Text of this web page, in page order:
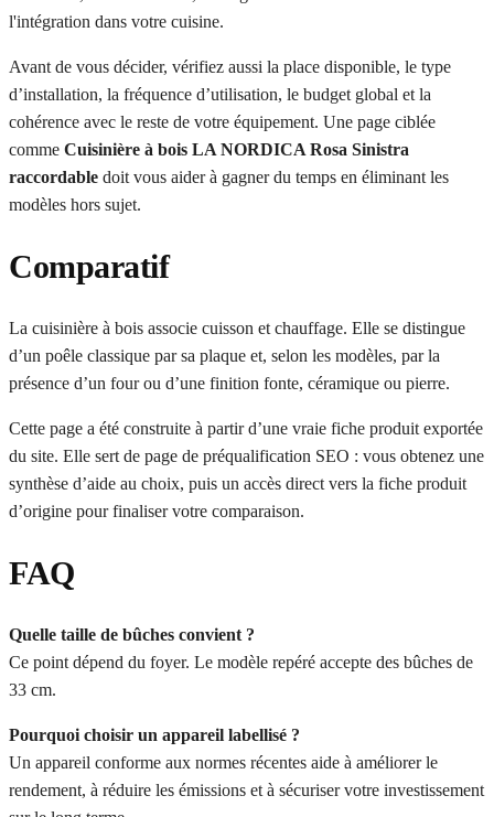
l'intégration dans votre cuisine.
Avant de vous décider, vérifiez aussi la place disponible, le type
d’installation, la fréquence d’utilisation, le budget global et la
cohérence avec le reste de votre équipement. Une page ciblée
comme Cuisinière à bois LA NORDICA Rosa Sinistra
raccordable doit vous aider à gagner du temps en éliminant les
modèles hors sujet.
Comparatif
La cuisinière à bois associe cuisson et chauffage. Elle se distingue
d’un poêle classique par sa plaque et, selon les modèles, par la
présence d’un four ou d’une finition fonte, céramique ou pierre.
Cette page a été construite à partir d’une vraie fiche produit exportée
du site. Elle sert de page de préqualification SEO : vous obtenez une
synthèse d’aide au choix, puis un accès direct vers la fiche produit
d’origine pour finaliser votre comparaison.
FAQ
Quelle taille de bûches convient ?
Ce point dépend du foyer. Le modèle repéré accepte des bûches de
33 cm.
Pourquoi choisir un appareil labellisé ?
Un appareil conforme aux normes récentes aide à améliorer le
rendement, à réduire les émissions et à sécuriser votre investissement